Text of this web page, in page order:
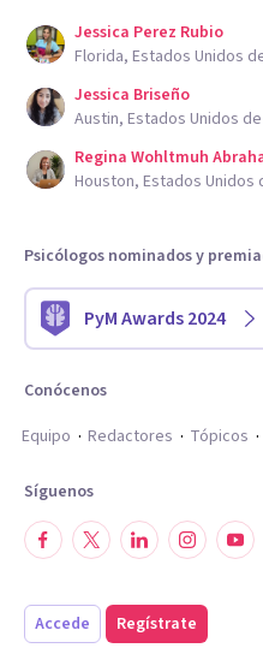
Jessica Perez Rubio
Florida, Estados Unidos
Jessica Briseño
Austin, Estados Unidos
Regina Wohltmuh
Houston, Estados Unidos
Psicólogos nominados y
PyM Awards 2024
Conócenos
Equipo
Redactores Tópicos
Síguenos
Accede Regístrate